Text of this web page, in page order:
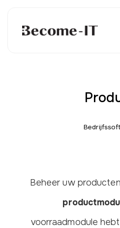
Beheer uw
voorraadmodule